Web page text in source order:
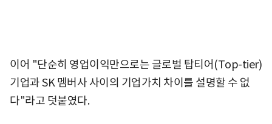
이어 "단순히 영업이익만으로는 글로벌 탑티어(Top-tier)
기업과 SK 멤버사 사이의 기업가치 차이를 설명할 수 없
다"라고 덧붙였다.